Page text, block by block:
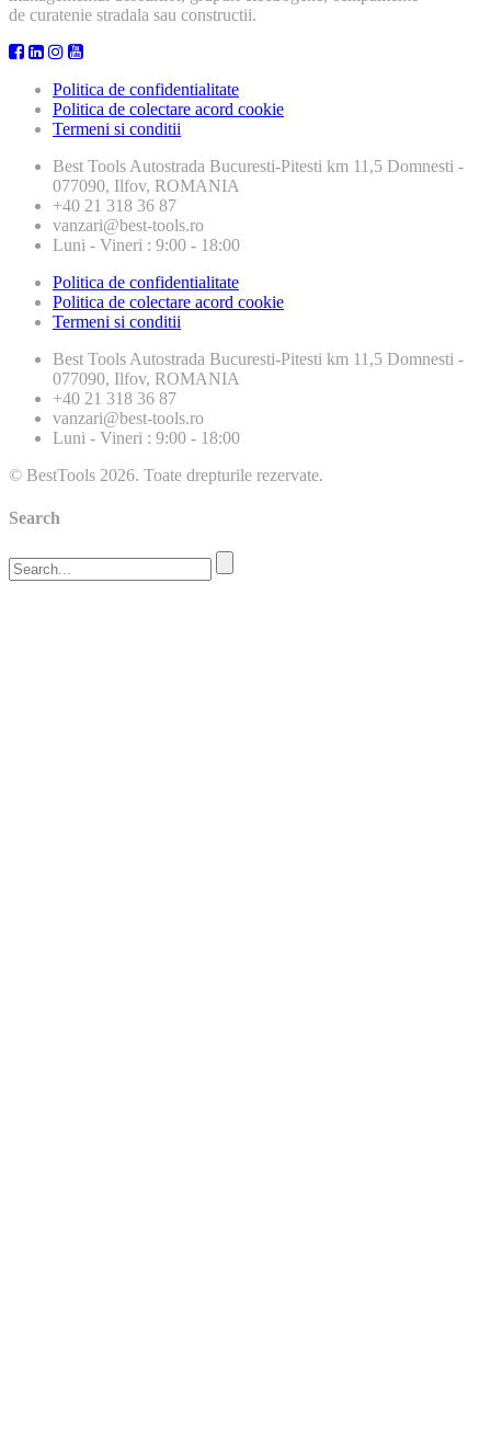
de curatenie stradala sau constructii.
Politica de confidentialitate
Politica de colectare acord cookie
Termeni si conditii
Best Tools Autostrada Bucuresti-Pitesti km 11,5 Domnesti -
077090, Ilfov, ROMANIA
+40 21 318 36 87
vanzari@best-tools.ro
Luni - Vineri : 9:00 - 18:00
Politica de confidentialitate
Politica de colectare acord cookie
Termeni si conditii
Best Tools Autostrada Bucuresti-Pitesti km 11,5 Domnesti -
077090, Ilfov, ROMANIA
+40 21 318 36 87
vanzari@best-tools.ro
Luni - Vineri : 9:00 - 18:00
© BestTools 2026. Toate drepturile rezervate.
Search